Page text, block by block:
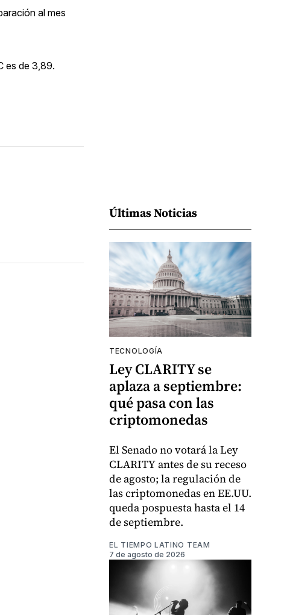
al mes
es de 3,89.
Últimas Noticias
TECNOLOGÍA
Ley CLARITY se
aplaza a septiembre:
qué pasa con las
criptomonedas
El Senado no votará la Ley
CLARITY antes de su receso
de agosto; la regulación de
las criptomonedas en EE.UU.
queda pospuesta hasta el 14
de septiembre.
EL TIEMPO LATINO TEAM
7 de agosto de 2026